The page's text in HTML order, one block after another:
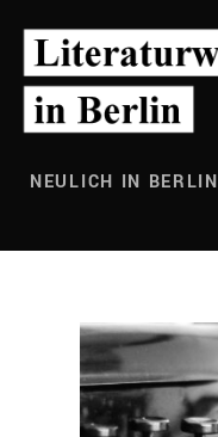
Inhalt
springen
NEULICH IN BERLIN